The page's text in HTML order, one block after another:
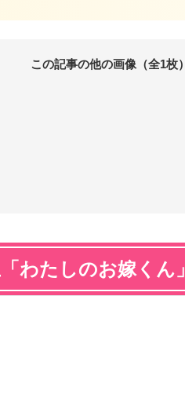
この記事の他の画像（全1枚）
わたしのお嫁くん」